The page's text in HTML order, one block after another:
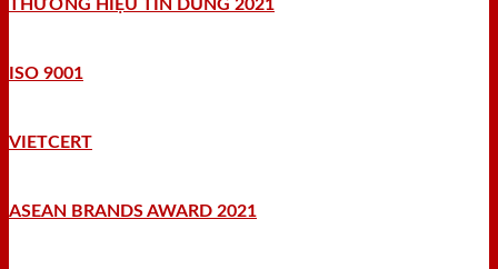
THƯƠNG HIỆU TIN DÙNG 2021
ISO 9001
VIETCERT
ASEAN BRANDS AWARD 2021